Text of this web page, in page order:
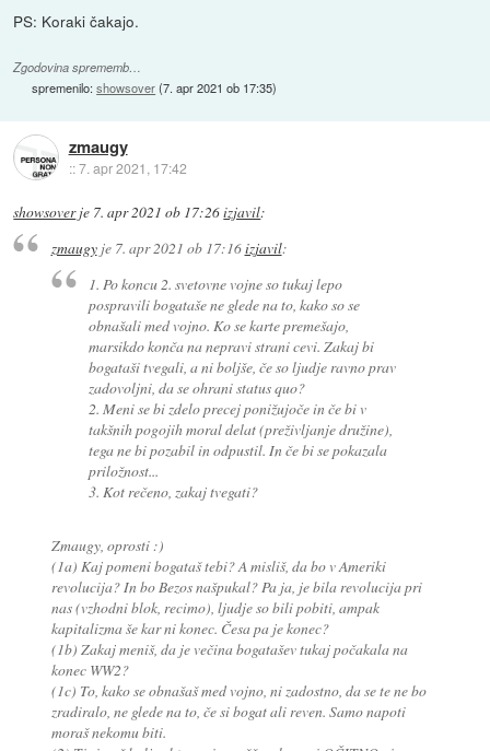
PS: Koraki čakajo.
Zgodovina sprememb…
spremenilo:showsover(7. apr 2021 ob 17:35)
zmaugy
::7. apr 2021, 17:42
showsoverje 7. apr 2021 ob 17:26izjavil:
zmaugyje 7. apr 2021 ob 17:16izjavil:
1. Po koncu 2. svetovne vojne so tukaj lepo
pospravili bogataše ne glede na to, kako so se
obnašali med vojno. Ko se karte premešajo,
marsikdo konča na nepravi strani cevi. Zakaj bi
bogataši tvegali, a ni boljše, če so ljudje ravno prav
zadovoljni, da se ohrani status quo?
2. Meni se bi zdelo precej ponižujoče in če bi v
takšnih pogojih moral delat (preživljanje družine),
tega ne bi pozabil in odpustil. In če bi se pokazala
priložnost...
3. Kot rečeno, zakaj tvegati?
Zmaugy, oprosti :)
(1a) Kaj pomeni bogataš tebi? A misliš, da bo v Ameriki
revolucija? In bo Bezos našpukal? Pa ja, je bila revolucija pri
nas (vzhodni blok, recimo), ljudje so bili pobiti, ampak
kapitalizma še kar ni konec. Česa pa je konec?
(1b) Zakaj meniš, da je večina bogatašev tukaj počakala na
konec WW2?
(1c) To, kako se obnašaš med vojno, ni zadostno, da se te ne bo
zradiralo, ne glede na to, če si bogat ali reven. Samo napoti
moraš nekomu biti.